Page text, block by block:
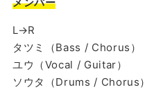
L→R
タツミ（Bass / Chorus）
ユウ（Vocal / Guitar）
ソウタ（Drums / Chorus）